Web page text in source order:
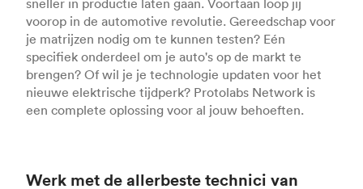
sneller in productie laten gaan. Voortaan loop jij
voorop in de automotive revolutie. Gereedschap voor
je matrijzen nodig om te kunnen testen? Eén
specifiek onderdeel om je auto's op de markt te
brengen? Of wil je je technologie updaten voor het
nieuwe elektrische tijdperk? Protolabs Network is
een complete oplossing voor al jouw behoeften.
Werk met de allerbeste technici van